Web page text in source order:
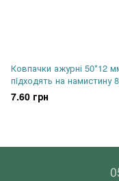
Ковпачки ажурні 50*12
пiдходять на намистину
алюміній покритий міддю
7.60 грн